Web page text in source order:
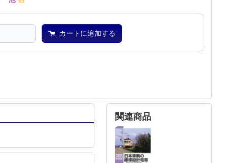
カートに追加する
関連商品